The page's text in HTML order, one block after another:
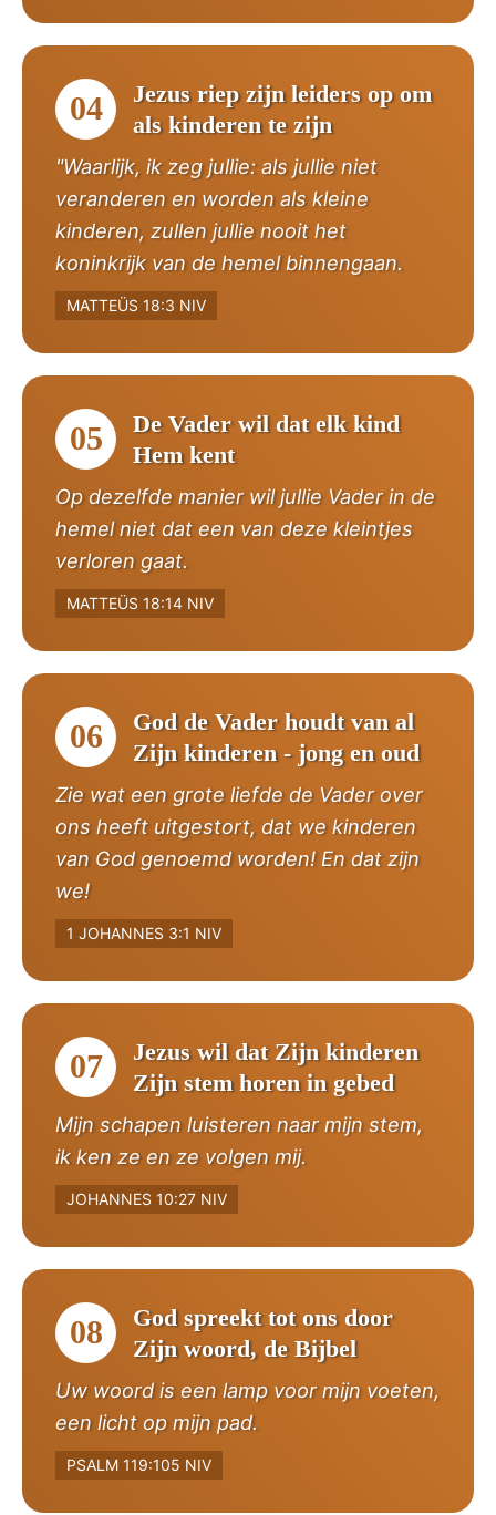
04
Jezus riep zijn leiders op om
als kinderen te zijn
"Waarlijk, ik zeg jullie: als jullie niet
veranderen en worden als kleine
kinderen, zullen jullie nooit het
koninkrijk van de hemel binnengaan.
MATTEÜS 18:3 NIV
05
De Vader wil dat elk kind
Hem kent
Op dezelfde manier wil jullie Vader in de
hemel niet dat een van deze kleintjes
verloren gaat.
MATTEÜS 18:14 NIV
06
God de Vader houdt van al
Zijn kinderen - jong en oud
Zie wat een grote liefde de Vader over
ons heeft uitgestort, dat we kinderen
van God genoemd worden! En dat zijn
we!
1 JOHANNES 3:1 NIV
07
Jezus wil dat Zijn kinderen
Zijn stem horen in gebed
Mijn schapen luisteren naar mijn stem,
ik ken ze en ze volgen mij.
JOHANNES 10:27 NIV
08
God spreekt tot ons door
Zijn woord, de Bijbel
Uw woord is een lamp voor mijn voeten,
een licht op mijn pad.
PSALM 119:105 NIV